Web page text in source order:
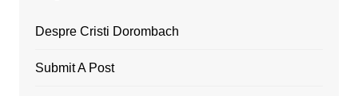
Despre Cristi Dorombach
Submit A Post